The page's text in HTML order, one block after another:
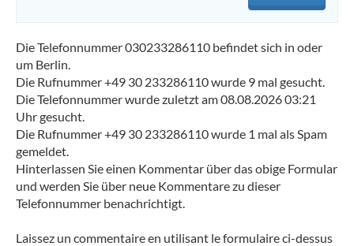
Die Telefonnummer 030233286110 befindet sich in oder
um Berlin.
Die Rufnummer +49 30 233286110 wurde 9 mal gesucht.
Die Telefonnummer wurde zuletzt am 08.08.2026 03:21
Uhr gesucht.
Die Rufnummer +49 30 233286110 wurde 1 mal als Spam
gemeldet.
Hinterlassen Sie einen Kommentar über das obige Formular
und werden Sie über neue Kommentare zu dieser
Telefonnummer benachrichtigt.
Laissez un commentaire en utilisant le formulaire ci-dessus